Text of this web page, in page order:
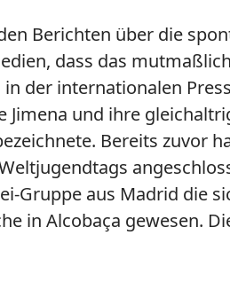
Berichten über die
dass das
der internationalen
und ihre
Bereits zuvor
Gruppe aus Madrid die
in Alcobaça gewesen.